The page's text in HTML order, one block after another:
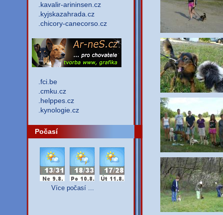
.kavalir-arininsen.cz
.kyjskazahrada.cz
.chicory-canecorso.cz
.fci.be
.cmku.cz
.helppes.cz
.kynologie.cz
Počasí
Více počasí ...